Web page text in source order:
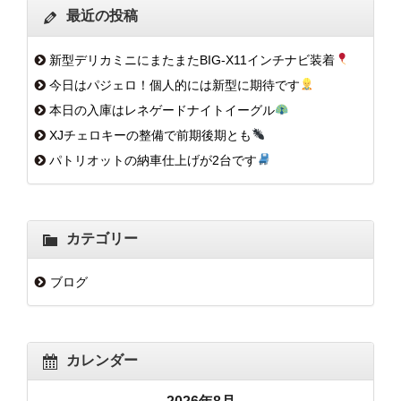
最近の投稿
新型デリカミニにまたまたBIG-X11インチナビ装着
今日はパジェロ！個人的には新型に期待です
本日の入庫はレネゲードナイトイーグル
XJチェロキーの整備で前期後期とも
パトリオットの納車仕上げが2台です
カテゴリー
ブログ
カレンダー